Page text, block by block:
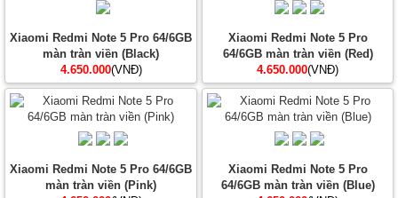
Xiaomi Redmi Note 5 Pro 64/6GB
màn tràn viền (Black)
4.650.000(VNĐ)
Xiaomi Redmi Note 5 Pro
64/6GB màn tràn viền (Red)
4.650.000(VNĐ)
Xiaomi Redmi Note 5 Pro 64/6GB
màn tràn viền (Pink)
Xiaomi Redmi Note 5 Pro
64/6GB màn tràn viền (Blue)